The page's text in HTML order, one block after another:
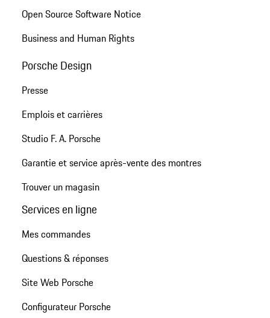
Open Source Software Notice
Business and Human Rights
Porsche Design
Presse
Emplois et carrières
Studio F. A. Porsche
Garantie et service après-vente des montres
Trouver un magasin
Services en ligne
Mes commandes
Questions & réponses
Site Web Porsche
Configurateur Porsche